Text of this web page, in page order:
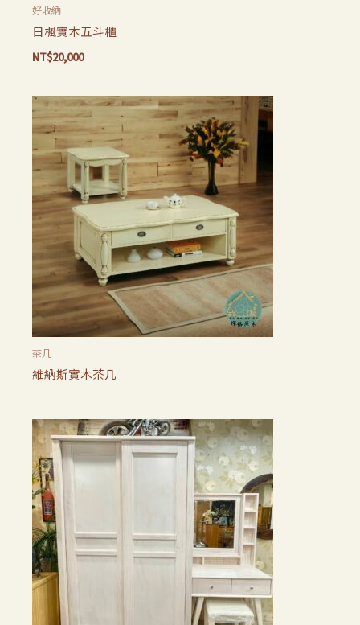
好收納
日楓實木五斗櫃
NT$20,000
茶几
維納斯實木茶几